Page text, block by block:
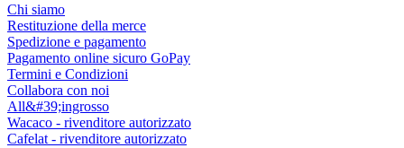
Chi siamo
Restituzione della merce
Spedizione e pagamento
Pagamento online sicuro GoPay
Termini e Condizioni
Collabora con noi
All&#39;ingrosso
Wacaco - rivenditore autorizzato
Cafelat - rivenditore autorizzato